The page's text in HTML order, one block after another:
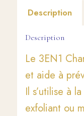
Description
Description
Le 3EN1
et aide à
Il s’utilise à
exfoliant ou